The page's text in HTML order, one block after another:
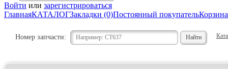
Войти или зарегистрироваться
ГлавнаяКАТАЛОГЗакладки (0)Постоянный покупатель
Номер запчасти: